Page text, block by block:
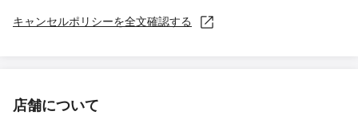
キャンセルポリシーを全文確認する
店舗について